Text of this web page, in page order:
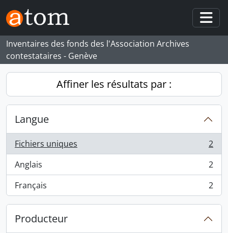
Skip to main content
Inventaires des fonds des l'Association Archives
contestataires - Genève
Affiner les résultats par :
Langue
Fichiers uniques
, 2 résultats
2
Anglais
, 2 résultats
2
Français
, 2 résultats 2
Producteur